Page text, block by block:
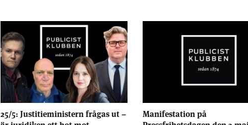
25/5: Justitieministern frågas ut –
Manifestation på